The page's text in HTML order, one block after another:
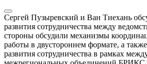
Сергей Пузыревский и Ван Тиехань
развития сотрудничества между
стороны обсудили механизмы
работы в двустороннем формате, а
развития сотрудничества в рамках